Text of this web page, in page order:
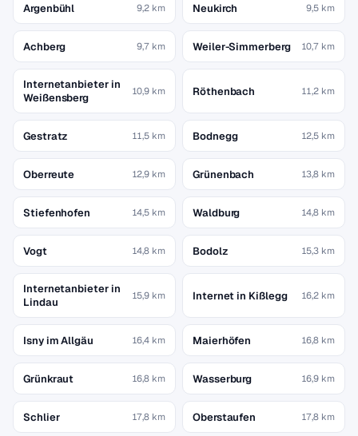
Argenbühl 9,2 km Neukirch 9,5 km
Achberg 9,7 km Weiler-Simmerberg 10,7 km
Internetanbieter in
Weißensberg
10,9 km Röthenbach 11,2 km
Gestratz 11,5 km Bodnegg 12,5 km
Oberreute 12,9 km Grünenbach 13,8 km
Stiefenhofen 14,5 km Waldburg 14,8 km
Vogt 14,8 km Bodolz 15,3 km
Internetanbieter in
Lindau
15,9 km Internet in Kißlegg 16,2 km
Isny im Allgäu 16,4 km Maierhöfen 16,8 km
Grünkraut 16,8 km Wasserburg 16,9 km
Schlier 17,8 km Oberstaufen 17,8 km